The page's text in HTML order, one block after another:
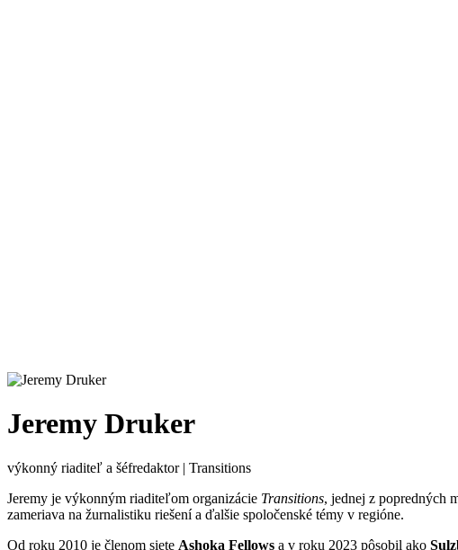
Jeremy Druker
výkonný riaditeľ a šéfredaktor | Transitions
Jeremy je výkonným riaditeľom organizácie Transitions, jednej z popredných
zameriava na žurnalistiku riešení a ďalšie spoločenské témy v regióne.
Od roku 2010 je členom siete Ashoka Fellows a v roku 2023 pôsobil ako